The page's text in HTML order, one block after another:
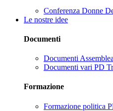
Conferenza Donne
Le nostre idee
Documenti
Documenti
Documenti vari PD
Formazione
Formazione politica